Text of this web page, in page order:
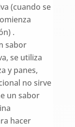
(cuando se
.
sabor
se utiliza
y panes,
no sirve
un sabor
hacer